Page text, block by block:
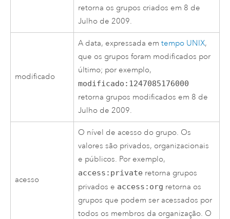
retorna os grupos criados em 8 de
Julho de 2009.
modificado
A data, expressada emtempo UNIX,
que os grupos foram modificados por
último; por exemplo,
modificado:1247085176000
retorna grupos modificados em 8 de
Julho de 2009.
acesso
O nível de acesso do grupo. Os
valores são privados, organizacionais
e públicos. Por exemplo,
access:private retorna grupos
privados e access:org retorna os
grupos que podem ser acessados por
todos os membros da organização. O